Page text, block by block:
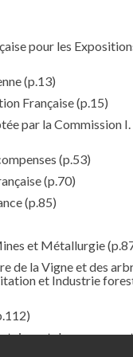
pour les
(p.13)
Française(p.15)
par la Commission I.
(p.53)
(p.70)
(p.85)
et Métallurgie
de la Vigne et des
et Industrie
et de